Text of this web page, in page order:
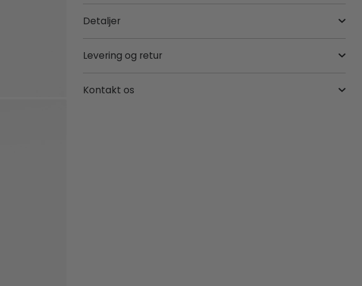
Detaljer
Levering og retur
Kontakt os